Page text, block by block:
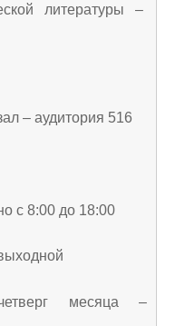
литературы –
– аудитория 516
с 8:00 до 18:00
месяца –